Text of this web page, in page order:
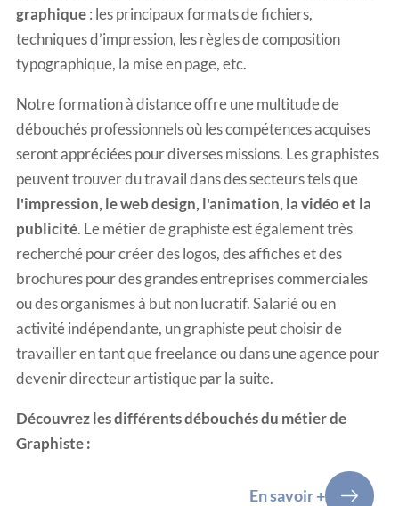
graphique: les principaux formats de fichiers,
techniques d’impression, les règles de composition
typographique, la mise en page, etc.
Notre formation à distance offre une multitude de
débouchés professionnels où les compétences acquises
seront appréciées pour diverses missions. Les graphistes
peuvent trouver du travail dans des secteurs tels que
l'impression, le web design, l'animation, la vidéo et la
publicité. Le métier de graphiste est également très
recherché pour créer des logos, des affiches et des
brochures pour des grandes entreprises commerciales
ou des organismes à but non lucratif. Salarié ou en
activité indépendante, un graphiste peut choisir de
travailler en tant que freelance ou dans une agence pour
devenir directeur artistique par la suite.
Découvrez les différentsdébouchés du métier de
Graphiste:
En savoir +